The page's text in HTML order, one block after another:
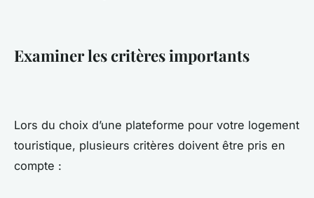
Examiner les critères importants
Lors du choix d’une plateforme pour votre logement
touristique, plusieurs critères doivent être pris en
compte :